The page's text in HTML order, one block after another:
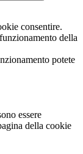
consentire.
della
potete
essere
della cookie